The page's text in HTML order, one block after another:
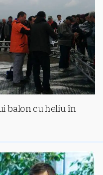
balon cu heliu în